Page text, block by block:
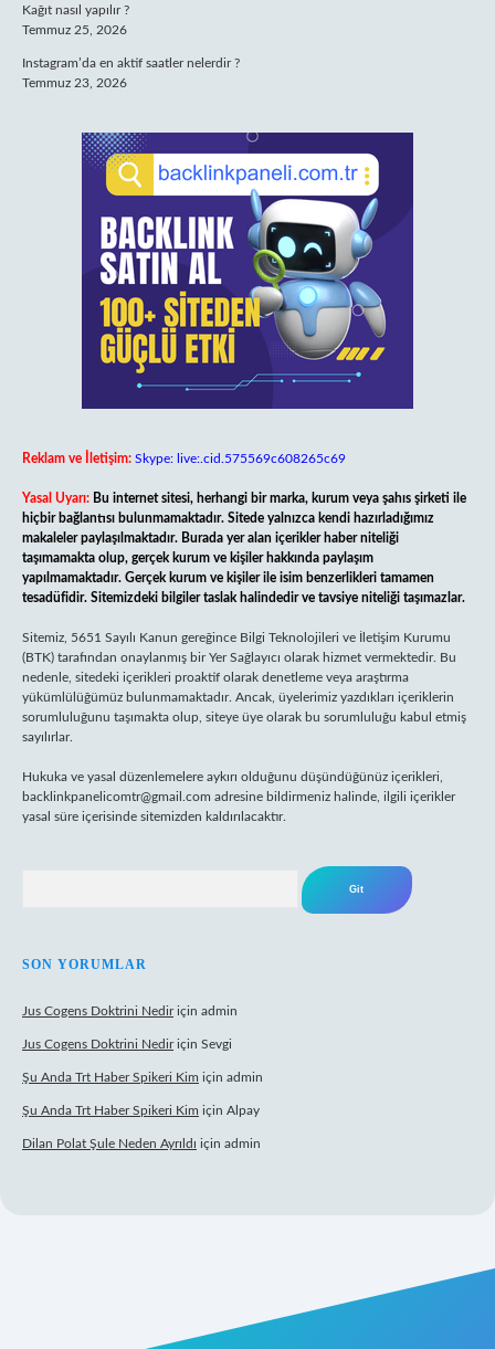
Kağıt nasıl yapılır ?
Temmuz 25, 2026
Instagram’da en aktif saatler nelerdir ?
Temmuz 23, 2026
Reklam ve İletişim: Skype: live:.cid.575569c608265c69
Yasal Uyarı: Bu internet sitesi, herhangi bir marka, kurum veya şahıs şirketi ile
hiçbir bağlantısı bulunmamaktadır. Sitede yalnızca kendi hazırladığımız
makaleler paylaşılmaktadır. Burada yer alan içerikler haber niteliği
taşımamakta olup, gerçek kurum ve kişiler hakkında paylaşım
yapılmamaktadır. Gerçek kurum ve kişiler ile isim benzerlikleri tamamen
tesadüfidir. Sitemizdeki bilgiler taslak halindedir ve tavsiye niteliği taşımazlar.
Sitemiz, 5651 Sayılı Kanun gereğince Bilgi Teknolojileri ve İletişim Kurumu
(BTK) tarafından onaylanmış bir Yer Sağlayıcı olarak hizmet vermektedir. Bu
nedenle, sitedeki içerikleri proaktif olarak denetleme veya araştırma
yükümlülüğümüz bulunmamaktadır. Ancak, üyelerimiz yazdıkları içeriklerin
sorumluluğunu taşımakta olup, siteye üye olarak bu sorumluluğu kabul etmiş
sayılırlar.
Hukuka ve yasal düzenlemelere aykırı olduğunu düşündüğünüz içerikleri,
backlinkpanelicomtr@gmail.com adresine bildirmeniz halinde, ilgili içerikler
yasal süre içerisinde sitemizden kaldırılacaktır.
SON YORUMLAR
Jus Cogens Doktrini Nediriçin admin
Jus Cogens Doktrini Nediriçin Sevgi
Şu Anda Trt Haber Spikeri Kim için admin
Şu Anda Trt Haber Spikeri Kim için Alpay
Dilan Polat Şule Neden Ayrıldı için admin